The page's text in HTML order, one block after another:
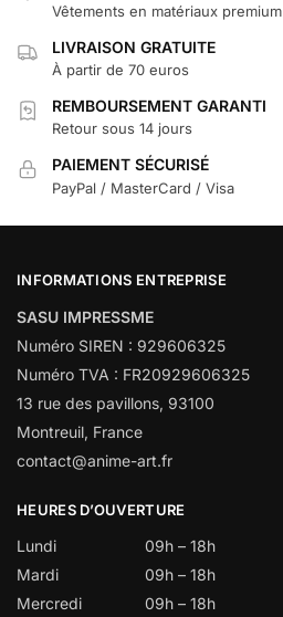
Vêtements en matériaux premium
LIVRAISON GRATUITE
À partir de 70 euros
REMBOURSEMENT GARANTI
Retour sous 14 jours
PAIEMENT SÉCURISÉ
PayPal / MasterCard / Visa
INFORMATIONS ENTREPRISE
SASU IMPRESSME
Numéro SIREN : 929606325
Numéro TVA : FR20929606325
13 rue des pavillons, 93100
Montreuil, France
contact@anime-art.fr
HEURES D’OUVERTURE
Lundi
09h – 18h
Mardi
09h – 18h
Mercredi
09h – 18h